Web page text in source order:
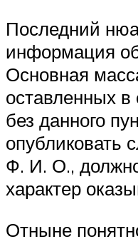
Последний
информация
Основная
оставленных в
без данного
опубликовать
Ф. И. О.,
характер
Отныне